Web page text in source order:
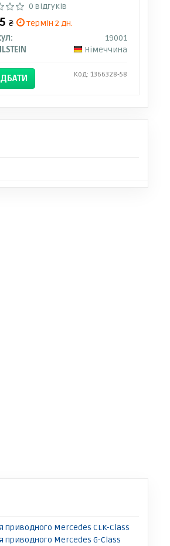
0 відгуків
₴
термін 2 дн.
19001
Німеччина
Код: 1366328-58
приводного Mercedes CLK-Class
приводного Mercedes G-Class